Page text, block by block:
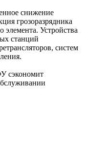
снижение
грозоразрядника
элемента. Устройства
станций
систем
сэкономит